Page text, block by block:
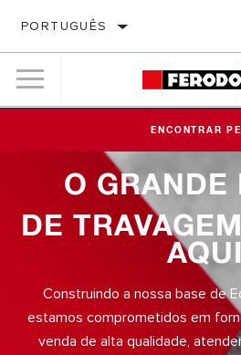
PORTUGUÊS
ENCONTRAR
O GRANDE
DE
AQUI
Construindo a nossa base de
estamos comprometidos em
venda de alta qualidade,